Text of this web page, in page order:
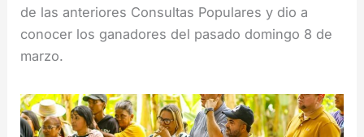
de las anteriores Consultas Populares y dio a
conocer los ganadores del pasado domingo 8 de
marzo.